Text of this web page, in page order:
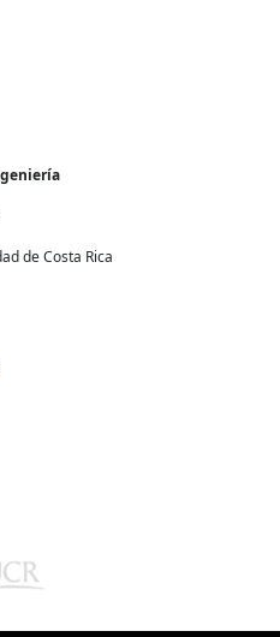
de Costa Rica